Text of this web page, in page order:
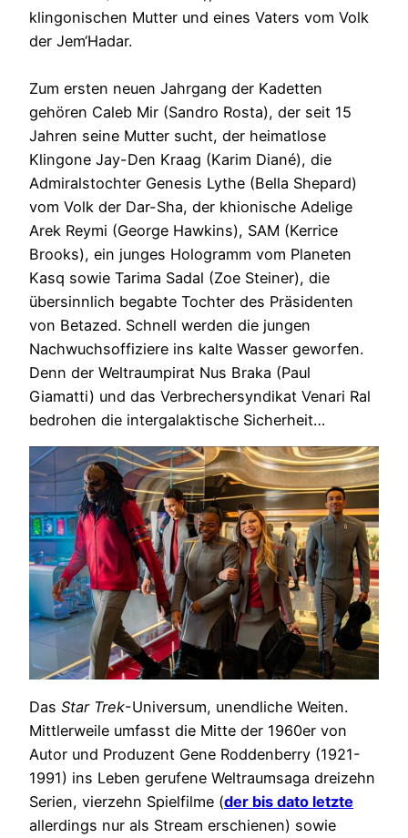
klingonischen Mutter und eines Vaters vom Volk
der Jem‘Hadar.
Zum ersten neuen Jahrgang der Kadetten
gehören Caleb Mir (Sandro Rosta), der seit 15
Jahren seine Mutter sucht, der heimatlose
Klingone Jay-Den Kraag (Karim Diané), die
Admiralstochter Genesis Lythe (Bella Shepard)
vom Volk der Dar-Sha, der khionische Adelige
Arek Reymi (George Hawkins), SAM (Kerrice
Brooks), ein junges Hologramm vom Planeten
Kasq sowie Tarima Sadal (Zoe Steiner), die
übersinnlich begabte Tochter des Präsidenten
von Betazed. Schnell werden die jungen
Nachwuchsoffiziere ins kalte Wasser geworfen.
Denn der Weltraumpirat Nus Braka (Paul
Giamatti) und das Verbrechersyndikat Venari Ral
bedrohen die intergalaktische Sicherheit…
Das Star Trek-Universum, unendliche Weiten.
Mittlerweile umfasst die Mitte der 1960er von
Autor und Produzent Gene Roddenberry (1921-
1991) ins Leben gerufene Weltraumsaga dreizehn
Serien, vierzehn Spielfilme (der bis dato letzte
allerdings nur als Stream erschienen) sowie